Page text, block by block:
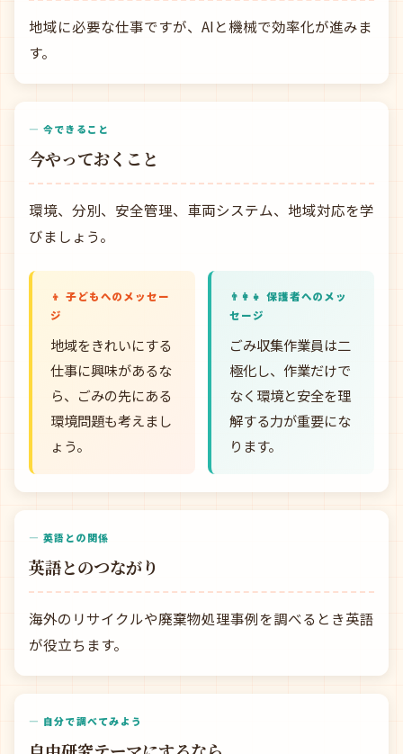
地域に必要な仕事ですが、AIと機械で効率化が進みま
す。
— 今できること
今やっておくこと
環境、分別、安全管理、車両システム、地域対応を学
びましょう。
👦 子どもへのメッセー
ジ
地域をきれいにする
仕事に興味があるな
ら、ごみの先にある
環境問題も考えまし
ょう。
👨‍👩‍👧 保護者へのメッ
セージ
ごみ収集作業員は二
極化し、作業だけで
なく環境と安全を理
解する力が重要にな
ります。
— 英語との関係
英語とのつながり
海外のリサイクルや廃棄物処理事例を調べるとき英語
が役立ちます。
— 自分で調べてみよう